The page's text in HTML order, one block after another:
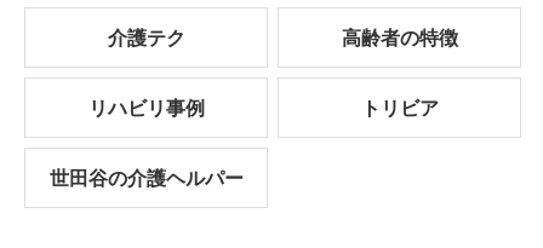
介護テク 高齢者の特徴
リハビリ事例 トリビア
世田谷の介護ヘルパー